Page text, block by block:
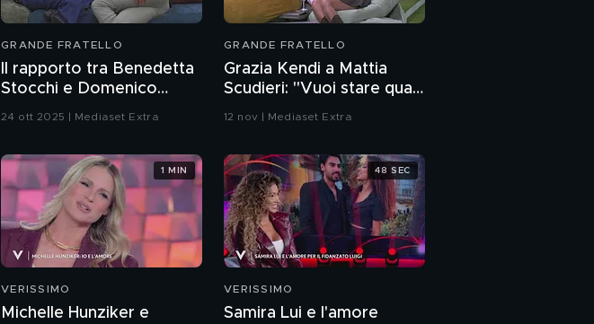
GRANDE FRATELLO
Il rapporto tra Benedetta
Stocchi e Domenico
D'Alterio solleva ancora
24 ott 2025 | Mediaset Extra
GRANDE FRATELLO
Grazia Kendi a Mattia
Scudieri: "Vuoi stare qua
nonostante tutte le
12 nov | Mediaset Extra
VERISSIMO
Michelle Hunziker e
1 MIN
VERISSIMO
Samira Lui e l'amore
48 SEC